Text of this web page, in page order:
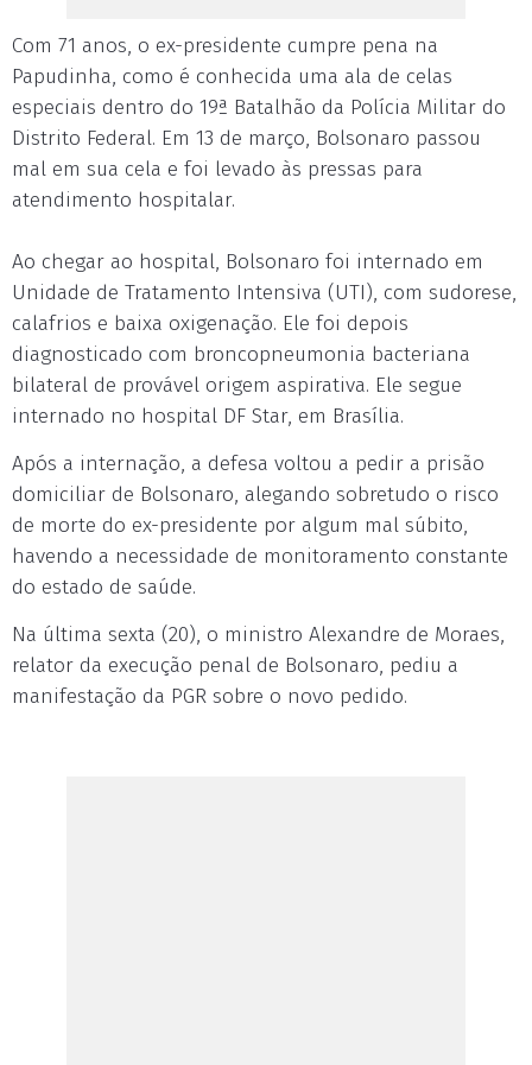
Com 71 anos, o ex-presidente cumpre pena na
Papudinha, como é conhecida uma ala de celas
especiais dentro do 19ª Batalhão da Polícia Militar do
Distrito Federal. Em 13 de março, Bolsonaro passou
mal em sua cela e foi levado às pressas para
atendimento hospitalar.
Ao chegar ao hospital, Bolsonaro foi internado em
Unidade de Tratamento Intensiva (UTI), com sudorese,
calafrios e baixa oxigenação. Ele foi depois
diagnosticado com broncopneumonia bacteriana
bilateral de provável origem aspirativa. Ele segue
internado no hospital DF Star, em Brasília.
Após a internação, a defesa voltou a pedir a prisão
domiciliar de Bolsonaro, alegando sobretudo o risco
de morte do ex-presidente por algum mal súbito,
havendo a necessidade de monitoramento constante
do estado de saúde.
Na última sexta (20), o ministro Alexandre de Moraes,
relator da execução penal de Bolsonaro, pediu a
manifestação da PGR sobre o novo pedido.